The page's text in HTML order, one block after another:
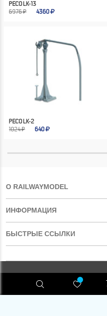
PECO LK-13
6976 ₽
4360
PECO LK-2
1024 ₽
640
О RAILWAYMODEL
ИНФОРМАЦИЯ
БЫСТРЫЕ ССЫЛКИ
RAILWAYMODEL.COM